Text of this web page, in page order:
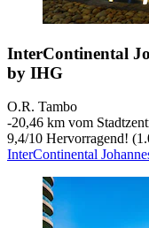
InterContinental
by IHG
O.R. Tambo
‐20,46 km vom
9,4/10 Hervorragend!
InterContinental